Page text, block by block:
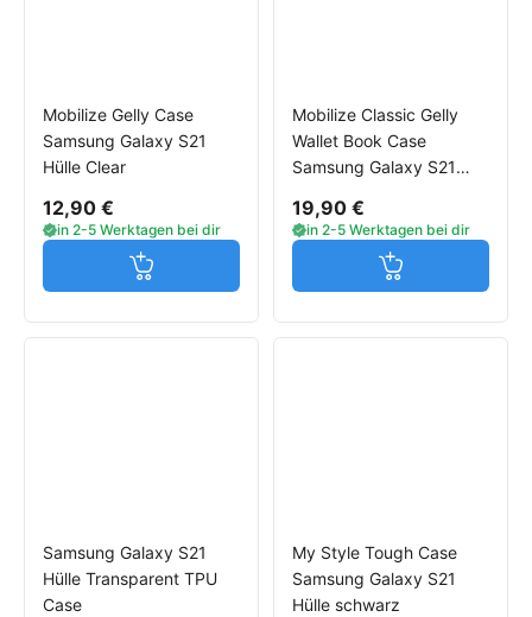
Mobilize Gelly Case
Samsung Galaxy S21
Hülle Clear
12,90 €
in 2-5 Werktagen bei dir
Jetzt in den Warenkorb
Mobilize Classic Gelly
Wallet Book Case
Samsung Galaxy S21
19,90 €
in 2-5 Werktagen bei dir
Jetzt in den
Samsung Galaxy S21
Hülle Transparent TPU
Case
My Style Tough Case
Samsung Galaxy S21
Hülle schwarz